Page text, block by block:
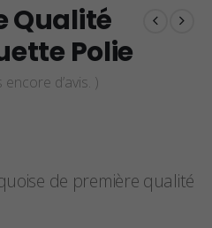
Qualité
Polie
encore d’avis. )
:
7,00€
de première qualité